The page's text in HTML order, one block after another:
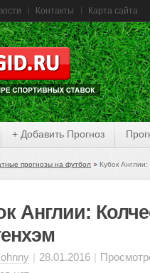
Контакты Карта сайта
+ Добавить Прогноз
прогнозы на футбол Кубок
Англии:
| 28.01.2016 |